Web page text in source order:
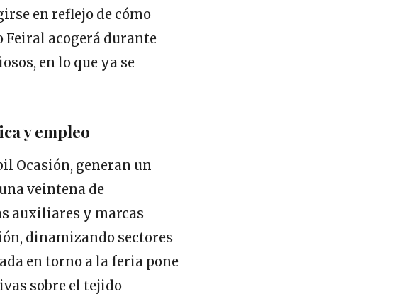
en reflejo de cómo
Feiral acogerá durante
en lo que ya se
y empleo
Ocasión, generan un
veintena de
auxiliares y marcas
dinamizando sectores
en torno a la feria pone
sobre el tejido